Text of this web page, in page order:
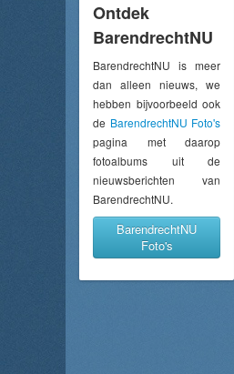
Ontdek
BarendrechtNU
BarendrechtNU is meer
dan alleen nieuws, we
hebben bijvoorbeeld ook
de BarendrechtNU Foto's
pagina met daarop
fotoalbums uit de
nieuwsberichten van
BarendrechtNU.
BarendrechtNU
Foto's